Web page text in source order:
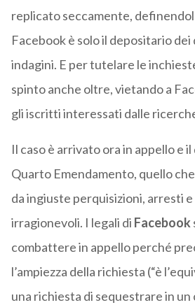
replicato seccamente,
Facebook è solo il depositario
indagini. E per tutelare le
spinto anche oltre, vietando a
gli iscritti interessati dalle
Il caso è arrivato ora in appello e
Quarto Emendamento, quello
da ingiuste perquisizioni, arresti
irragionevoli. I legali di Facebook
combattere in appello perché
l’ampiezza della richiesta (“è
una richiesta di sequestrare in un